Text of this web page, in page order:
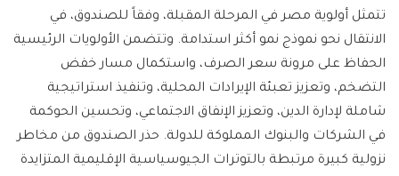
تتمثل أولوية مصر في المرحلة المقبلة، وفقاً للصندوق، في
الانتقال نحو نموذج نمو أكثر استدامة. وتتضمن الأولويات الرئيسية
الحفاظ على مرونة سعر الصرف، واستكمال مسار خفض
التضخم، وتعزيز تعبئة الإيرادات المحلية، وتنفيذ استراتيجية
شاملة لإدارة الدين، وتعزيز الإنفاق الاجتماعي، وتحسين الحوكمة
في الشركات والبنوك المملوكة للدولة. حذر الصندوق من مخاطر
نزولية كبيرة مرتبطة بالتوترات الجيوسياسية الإقليمية المتزايدة